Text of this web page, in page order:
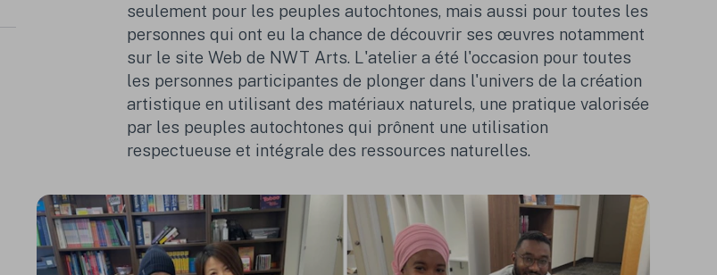
seulement pour les peuples autochtones, mais aussi pour toutes les
personnes qui ont eu la chance de découvrir ses œuvres notamment
sur le siteWeb de NWT Arts. L'atelier a été l'occasion pour toutes
les personnes participantes de plonger dans l'univers de la création
artistique en utilisant des matériaux naturels, une pratique valorisée
par les peuplesautochtonesqui prônent une utilisation
respectueuse et intégrale des ressources naturelles.